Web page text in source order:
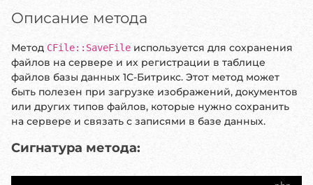
Описание метода
Метод CFile::SaveFile используется для сохранения
файлов на сервере и их регистрации в таблице
файлов базы данных 1С-Битрикс. Этот метод может
быть полезен при загрузке изображений, документов
или других типов файлов, которые нужно сохранить
на сервере и связать с записями в базе данных.
Сигнатура метода: